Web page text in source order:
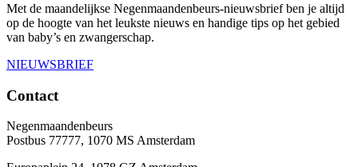
Met de maandelijkse Negenmaandenbeurs-nieuwsbrief ben je altijd
op de hoogte van het leukste nieuws en handige tips op het gebied
van baby’s en zwangerschap.
NIEUWSBRIEF
Contact
Negenmaandenbeurs
Postbus 77777, 1070 MS Amsterdam